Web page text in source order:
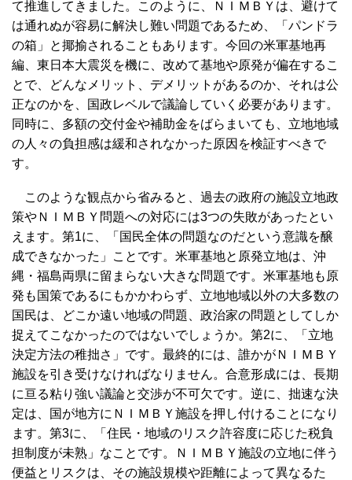
て推進してきました。このように、ＮＩＭＢＹは、避けて
は通れぬが容易に解決し難い問題であるため、「パンドラ
の箱」と揶揄されることもあります。今回の米軍基地再
編、東日本大震災を機に、改めて基地や原発が偏在するこ
とで、どんなメリット、デメリットがあるのか、それは公
正なのかを、国政レベルで議論していく必要があります。
同時に、多額の交付金や補助金をばらまいても、立地地域
の人々の負担感は緩和されなかった原因を検証すべきで
す。
このような観点から省みると、過去の政府の施設立地政
策やＮＩＭＢＹ問題への対応には3つの失敗があったとい
えます。第1に、「国民全体の問題なのだという意識を醸
成できなかった」ことです。米軍基地と原発立地は、沖
縄・福島両県に留まらない大きな問題です。米軍基地も原
発も国策であるにもかかわらず、立地地域以外の大多数の
国民は、どこか遠い地域の問題、政治家の問題としてしか
捉えてこなかったのではないでしょうか。第2に、「立地
決定方法の稚拙さ」です。最終的には、誰かがＮＩＭＢＹ
施設を引き受けなければなりません。合意形成には、長期
に亘る粘り強い議論と交渉が不可欠です。逆に、拙速な決
定は、国が地方にＮＩＭＢＹ施設を押し付けることになり
ます。第3に、「住民・地域のリスク許容度に応じた税負
担制度が未熟」なことです。ＮＩＭＢＹ施設の立地に伴う
便益とリスクは、その施設規模や距離によって異なるた